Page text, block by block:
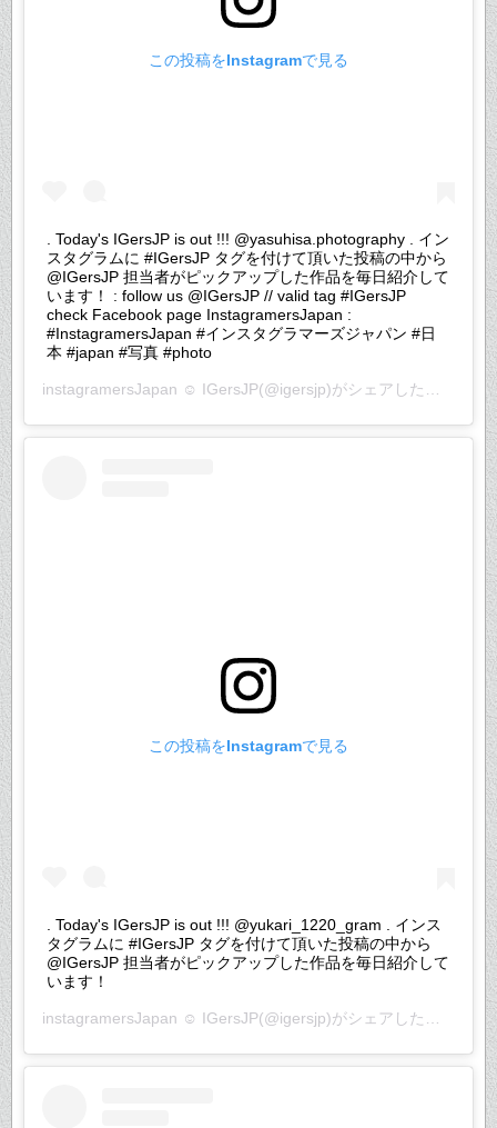
この投稿をInstagramで見る
. Today's IGersJP is out !!! @yasuhisa.photography . イン
スタグラムに #IGersJP タグを付けて頂いた投稿の中から
@IGersJP 担当者がピックアップした作品を毎日紹介して
います！ : follow us @IGersJP // valid tag #IGersJP
check Facebook page InstagramersJapan :
#InstagramersJapan #インスタグラマーズジャパン #日
本 #japan #写真 #photo
instagramersJapan ☺︎ IGersJP(@igersjp)がシェアした投稿 –
この投稿をInstagramで見る
. Today's IGersJP is out !!! @yukari_1220_gram . インス
タグラムに #IGersJP タグを付けて頂いた投稿の中から
@IGersJP 担当者がピックアップした作品を毎日紹介して
います！
instagramersJapan ☺︎ IGersJP(@igersjp)がシェアした投稿 –